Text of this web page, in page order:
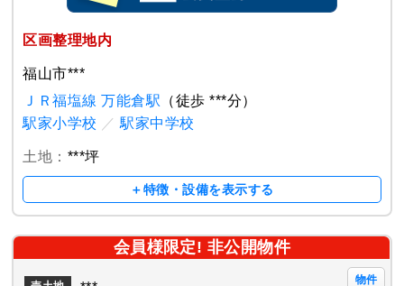
区画整理地内
福山市***
ＪＲ福塩線 万能倉駅 （徒歩 ***分）
駅家小学校 ／ 駅家中学校
土地： ***坪
＋特徴・設備を表示する
会員様限定! 非公開物件
物件